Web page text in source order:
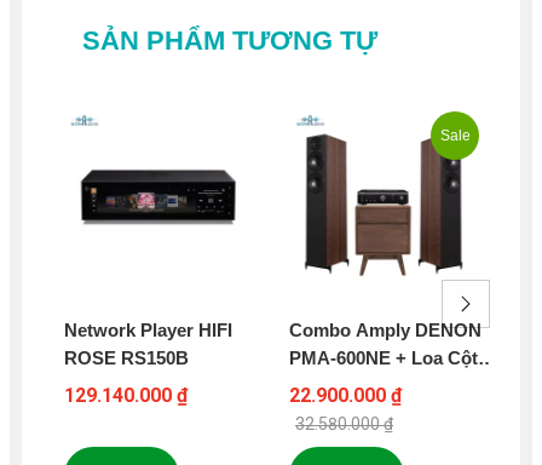
SẢN PHẨM TƯƠNG TỰ
Network Player HIFI
ROSE RS150B
129.140.000 ₫
Sale
Combo Amply DENON
PMA-600NE + Loa Cột
WHARFEDALE
DIAMOND 12.3 – DP9
22.900.000 ₫
32.580.000 ₫